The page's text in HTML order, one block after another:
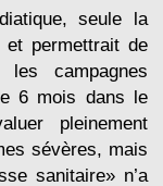
seule la
et permettrait de
campagnes
6 mois dans le
pleinement
sévères, mais
sanitaire» n’a